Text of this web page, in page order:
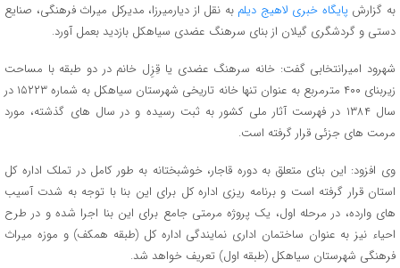
به گزارشپایگاه خبری لاهیج دیلم به نقل از دیارمیرزا، مدیرکل میراث فرهنگی، صنایع
دستی و گردشگری گیلان از بنای سرهنگ عضدی سیاهکل بازدید بعمل آورد.
شهرود امیرانتخابی گفت: خانه سرهنگ عضدی یا قِزِل خانم در دو طبقه با مساحت
زیربنای ۴۰۰ مترمربع به عنوان تنها خانه تاریخی شهرستان سیاهکل به شماره ۱۵۲۲۳ در
سال ۱۳۸۴ در فهرست آثار ملی کشور به ثبت رسیده و در سال های گذشته، مورد
مرمت های جزئی قرار گرفته است.
وی افزود: این بنای متعلق به دوره قاجار، خوشبختانه به طور کامل در تملک اداره کل
استان قرار گرفته است و برنامه ریزی اداره کل برای این بنا با توجه به شدت آسیب
های وارده، در مرحله اول، یک پروژه مرمتی جامع برای این بنا اجرا شده و در طرح
احیاء نیز به عنوان ساختمان اداری نمایندگی اداره کل (طبقه همکف) و موزه میراث
فرهنگی شهرستان سیاهکل (طبقه اول) تعریف خواهد شد.